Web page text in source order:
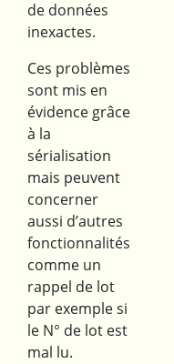
de données
inexactes.
Ces problèmes
sont mis en
évidence grâce
à la
sérialisation
mais peuvent
concerner
aussi d’autres
fonctionnalités
comme un
rappel de lot
par exemple si
le N° de lot est
mal lu.